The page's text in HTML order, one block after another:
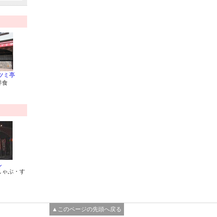
ミ亭
食
ゃぶ・す
▲このページの先頭へ戻る